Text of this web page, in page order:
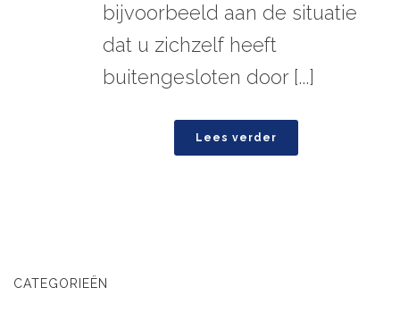
bijvoorbeeld aan de situatie
dat u zichzelf heeft
buitengesloten door [...]
Lees verder
CATEGORIEËN